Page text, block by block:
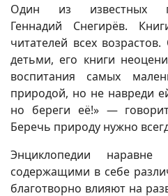
Один из известных
Геннадий Снегирёв.
читателей всех
детьми, его книги
воспитания самых
природой, но не навреди
но береги её!» —
Беречь природу нужно
Энциклопедии
содержащими в себе
благотворно влияют на